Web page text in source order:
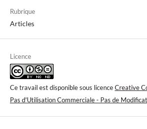
Rubrique
Articles
Licence
Ce travail est disponible sous licenceCreative
Pas d'Utilisation Commerciale - Pas de